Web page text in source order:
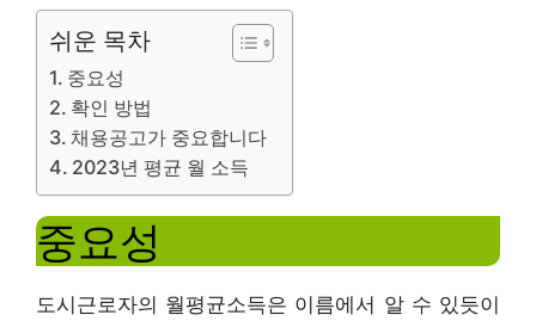
쉬운 목차
중요성
확인 방법
채용공고가 중요합니다
2023년 평균 월 소득
중요성
도시근로자의 월평균소득은 이름에서 알 수 있듯이